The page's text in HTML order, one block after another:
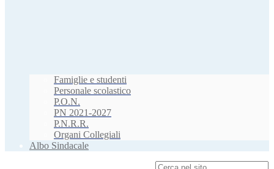
Famiglie e studenti
Personale scolastico
P.O.N.
PN 2021-2027
P.N.R.R.
Organi Collegiali
Albo Sindacale